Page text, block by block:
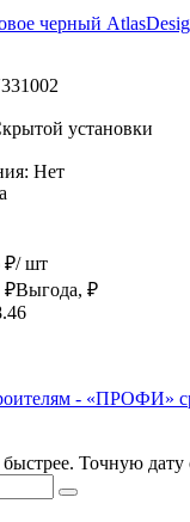
установки
Нет
₽/ шт
₽Выгода, ₽
- «ПРОФИ»
быстрее. Точную